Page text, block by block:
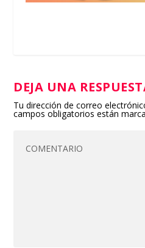
DEJA UNA
Tu dirección de correo
campos obligatorios están